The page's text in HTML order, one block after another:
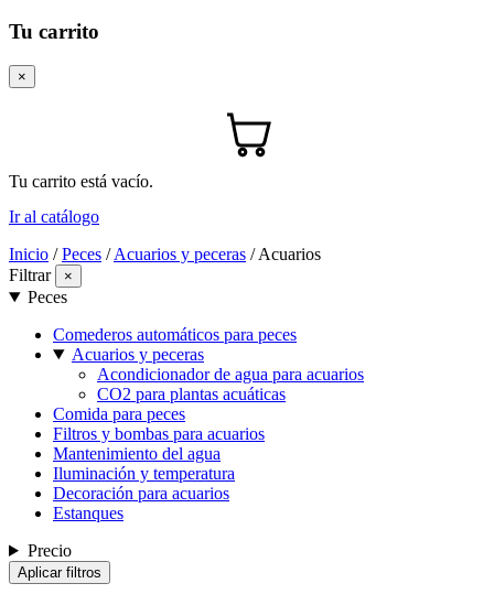
Tu carrito
×
Tu carrito está vacío.
Ir al catálogo
Inicio / Peces / Acuarios y peceras /Acuarios
Filtrar
×
Peces
Comederos automáticos para peces
Acuarios y peceras
Acondicionador de agua para acuarios
CO2 para plantas acuáticas
Comida para peces
Filtros y bombas para acuarios
Mantenimiento del agua
Iluminación y temperatura
Decoración para acuarios
Estanques
Precio
Aplicar filtros